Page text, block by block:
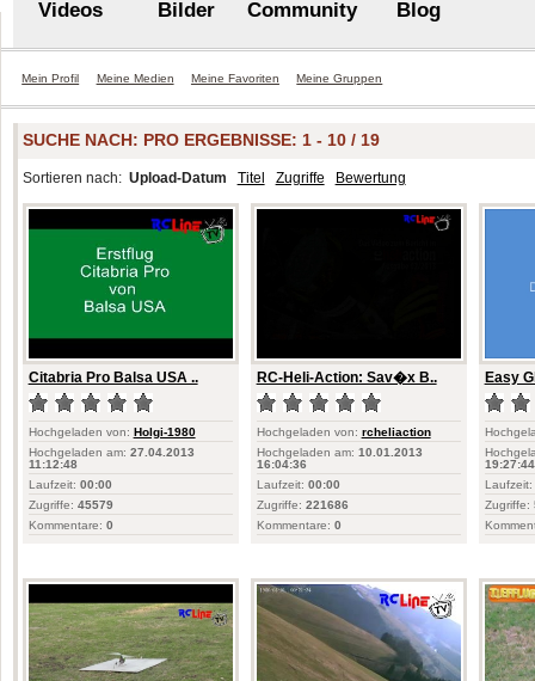
Videos Bilder Community Blog
Mein Profil Meine Medien Meine Favoriten Meine Gruppen
SUCHE NACH: PRO ERGEBNISSE: 1 - 10 / 19
Sortieren nach: Upload-Datum Titel Zugriffe Bewertung
Citabria Pro Balsa USA ..
Hochgeladen von: Holgi-1980
Hochgeladen am: 27.04.2013
11:12:48
Laufzeit: 00:00
Zugriffe: 45579
Kommentare: 0
RC-Heli-Action: Sav�x B..
Hochgeladen von: rcheliaction
Hochgeladen am: 10.01.2013
16:04:36
Laufzeit: 00:00
Zugriffe: 221686
Kommentare: 0
Easy
19:27:44
Laufzeit:
Zugriffe: